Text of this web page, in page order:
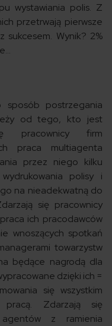
wystawiania polis. Z
przetrwają pierwsze
sukcesem. Wynik? 2%
sposób postrzegania
od tego, kto jest
pracownicy firm
praca multiagenta
przez niego kilku
polisy i
na nieadekwatną do
się pracownicy
ich pracodawców
wnoszących spotkań
towarzystw
będące nagrodą dla
dzięki ich =
się wszystkim
Zdarzają się
z ramienia